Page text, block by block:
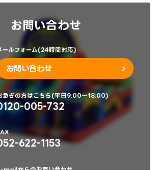
お問い合わせ
ールフォーム(24時間対応)
お問い合わせ
急ぎの方はこちら(平日9:00～18:00)
005-732
622-1153